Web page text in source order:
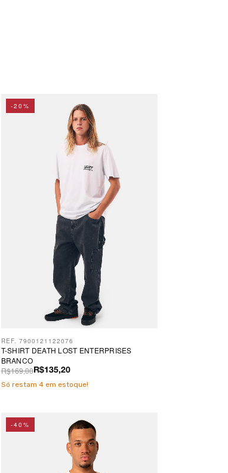
T-SHIRT DEATH LOST ENTERPRISES
BRANCO
R$135,20
R$169,00
REF. 7900121122076
-20%
Só restam 4em estoque!
-40%